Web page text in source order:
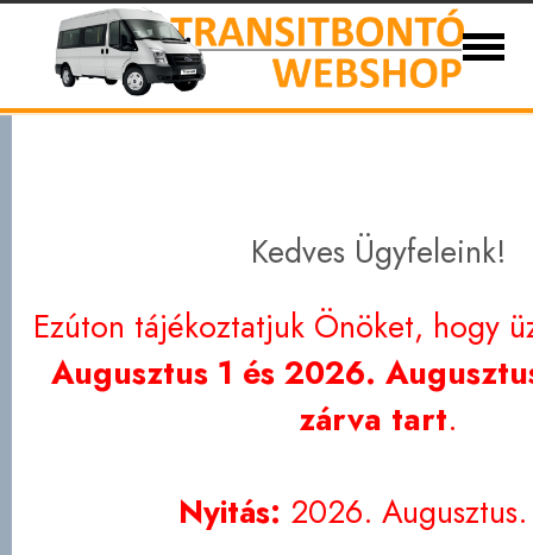
Ford Transit bontott és új alkatrészek
Eladó autóink Kapcsolat Partnerek
Adatvédelem
Kedves Ügyfeleink!
Ezúton tájékoztatjuk Önöket, hogy
Augusztus 1 és 2026.
zárva tart.
Nyitás: 2026.